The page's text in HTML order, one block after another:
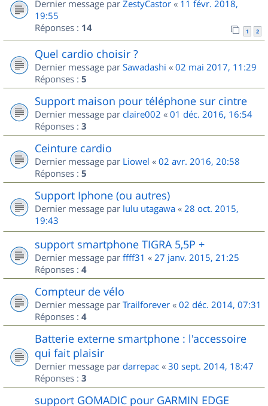
Dernier message par ZestyCastor « 11 févr. 2018,
19:55
Réponses : 14 1 2
Quel cardio choisir ?
Dernier message par Sawadashi « 02 mai 2017, 11:29
Réponses : 5
Support maison pour téléphone sur cintre
Dernier message par claire002 « 01 déc. 2016, 16:54
Réponses : 3
Ceinture cardio
Dernier message par Liowel « 02 avr. 2016, 20:58
Réponses : 5
Support Iphone (ou autres)
Dernier message par lulu utagawa « 28 oct. 2015,
19:43
support smartphone TIGRA 5,5P +
Dernier message par ffff31 « 27 janv. 2015, 21:25
Réponses : 4
Compteur de vélo
Dernier message par Trailforever « 02 déc. 2014, 07:31
Réponses : 4
Batterie externe smartphone : l'accessoire
qui fait plaisir
Dernier message par darrepac « 30 sept. 2014, 18:47
Réponses : 3
support GOMADIC pour GARMIN EDGE